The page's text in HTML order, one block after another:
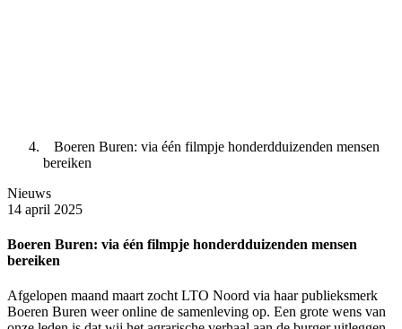
Boeren Buren: via één filmpje honderdduizenden mensen
bereiken
Nieuws
14 april 2025
Boeren Buren: via één filmpje honderdduizenden mensen
bereiken
Afgelopen maand maart zocht LTO Noord via haar publieksmerk
Boeren Buren weer online de samenleving op. Een grote wens van